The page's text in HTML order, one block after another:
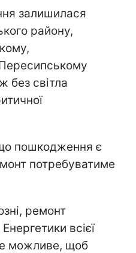
залишилася
району,
без світла
пошкодження є
потребуватиме
ремонт
всієї
можливе, щоб